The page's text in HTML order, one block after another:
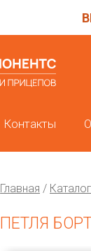
Контакты
Главная / Каталог
ПЕТЛЯ